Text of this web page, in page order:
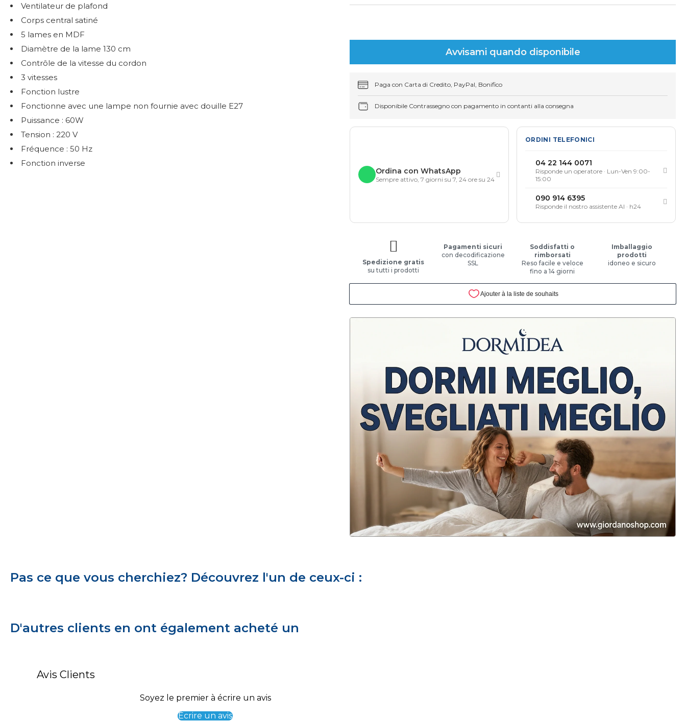
Ventilateur de plafond
Corps central satiné
5 lames en MDF
Diamètre de la lame 130 cm
Contrôle de la vitesse du cordon
3 vitesses
Fonction lustre
Fonctionne avec une lampe non fournie avec douille E27
Puissance : 60W
Tension : 220 V
Fréquence : 50 Hz
Fonction inverse
Avvisami quando disponibile
Paga con Carta di Credito, PayPal, Bonifico
Disponibile Contrassegno con pagamento in contanti alla consegna
Ordina con WhatsApp
Sempre attivo, 7 giorni su 7, 24 ore su 24
ORDINI TELEFONICI
04 22 144 0071
Risponde un operatore · Lun-Ven 9:00-
15:00
090 914 6395
Risponde il nostro assistente AI · h24
Spedizione gratis
su tutti i prodotti
Pagamenti sicuri
con decodificazione
SSL
Soddisfatti o
rimborsati
Reso facile e veloce
fino a 14 giorni
Imballaggio
prodotti
idoneo e sicuro
Pas ce que vous cherchiez? Découvrez l'un de ceux-ci :
D'autres clients en ont également acheté un
Avis Clients
Soyez le premier à écrire un avis
Écrire un avis